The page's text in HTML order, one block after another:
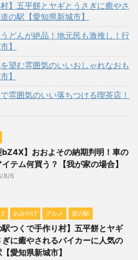
】五平餅とヤギとうさぎに癒やさ
の駅【愛知県新城市】
うどんが絶品！地元民も激推し！行
】
望む雰囲気のいいおしゃれなおも
】
雰囲気のいい落ちつける喫茶店！
bZ4X】おおよその納期判明！車の
テム何買う？【我が家の場合】
8/6
おみやげ グルメ 道の駅
駅つくで手作り村】五平餅とヤギ
ぎに癒やされるバイカーに人気の
愛知県新城市】